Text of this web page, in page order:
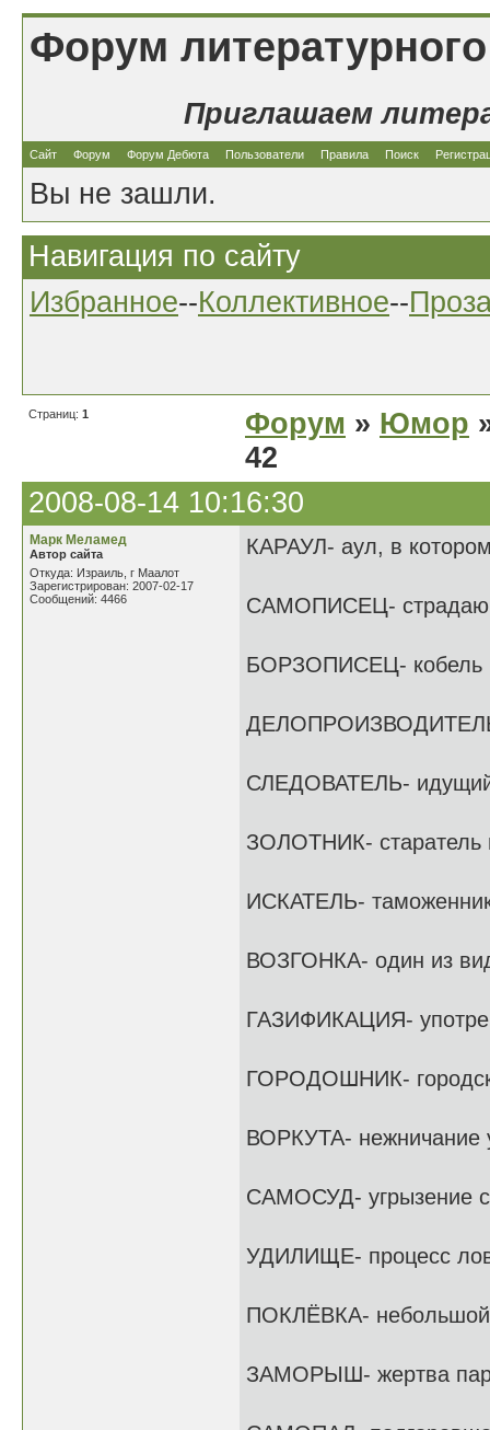
Форум
Приглашаем
Сайт Форум Форум Дебюта Пользователи Правила Поиск
Вы не зашли.
Навигация по сайту
Избранное--Коллективное--
Страниц: 1 Форум » Юмор
42
2008-08-14 10:16:30
Марк Меламед
Автор сайта
Откуда: Израиль, г Маалот
Зарегистрирован: 2007-02-17
Сообщений: 4466
КАРАУЛ- аул, в
САМОПИСЕЦ-
БОРЗОПИСЕЦ- кобель
СЛЕДОВАТЕЛЬ-
ЗОЛОТНИК- старатель
ИСКАТЕЛЬ-
ВОЗГОНКА- один из
ГАЗИФИКАЦИЯ-
ГОРОДОШНИК-
ВОРКУТА- нежничание
САМОСУД- угрызение
УДИЛИЩЕ- процесс
ПОКЛЁВКА- небольшой
ЗАМОРЫШ- жертва